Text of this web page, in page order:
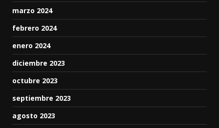
marzo 2024
febrero 2024
enero 2024
diciembre 2023
octubre 2023
septiembre 2023
agosto 2023